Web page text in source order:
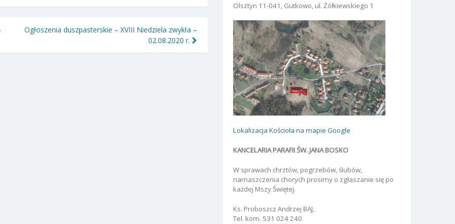
Ogłoszenia duszpasterskie – XVIII Niedziela zwykła –
02.08.2020 r.
Olsztyn 11-041, Gutkowo, ul. Żółkiewskiego 1
Lokalizacja Kościoła na mapie Google
KANCELARIA PARAFII ŚW. JANA BOSKO
W sprawach chrztów, pogrzebów, ślubów,
namaszczenia chorych prosimy o zgłaszanie się po
każdej Mszy Świętej.
Ks. Proboszcz Andrzej BAJ,
Tel. kom. 531 024 240